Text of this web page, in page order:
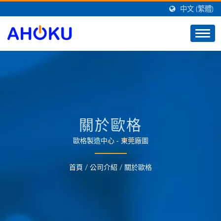
中文 (繁體)
關於歐格
歐格製造中心 - 東莞廠圖
首頁 / 公司介紹 / 關於歐格